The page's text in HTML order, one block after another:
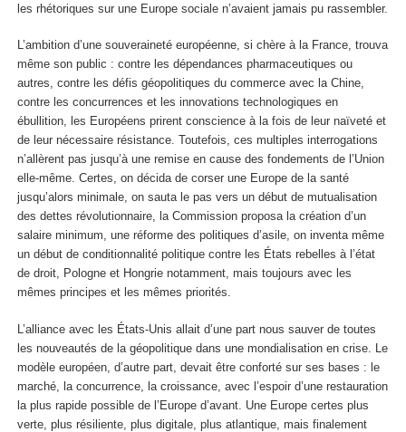
les rhétoriques sur une Europe sociale n’avaient jamais pu rassembler.
L’ambition d’une souveraineté européenne, si chère à la France, trouva
même son public : contre les dépendances pharmaceutiques ou
autres, contre les défis géopolitiques du commerce avec la Chine,
contre les concurrences et les innovations technologiques en
ébullition, les Européens prirent conscience à la fois de leur naïveté et
de leur nécessaire résistance. Toutefois, ces multiples interrogations
n’allèrent pas jusqu’à une remise en cause des fondements de l’Union
elle-même. Certes, on décida de corser une Europe de la santé
jusqu’alors minimale, on sauta le pas vers un début de mutualisation
des dettes révolutionnaire, la Commission proposa la création d’un
salaire minimum, une réforme des politiques d’asile, on inventa même
un début de conditionnalité politique contre les États rebelles à l’état
de droit, Pologne et Hongrie notamment, mais toujours avec les
mêmes principes et les mêmes priorités.
L’alliance avec les États-Unis allait d’une part nous sauver de toutes
les nouveautés de la géopolitique dans une mondialisation en crise. Le
modèle européen, d’autre part, devait être conforté sur ses bases : le
marché, la concurrence, la croissance, avec l’espoir d’une restauration
la plus rapide possible de l’Europe d’avant. Une Europe certes plus
verte, plus résiliente, plus digitale, plus atlantique, mais finalement